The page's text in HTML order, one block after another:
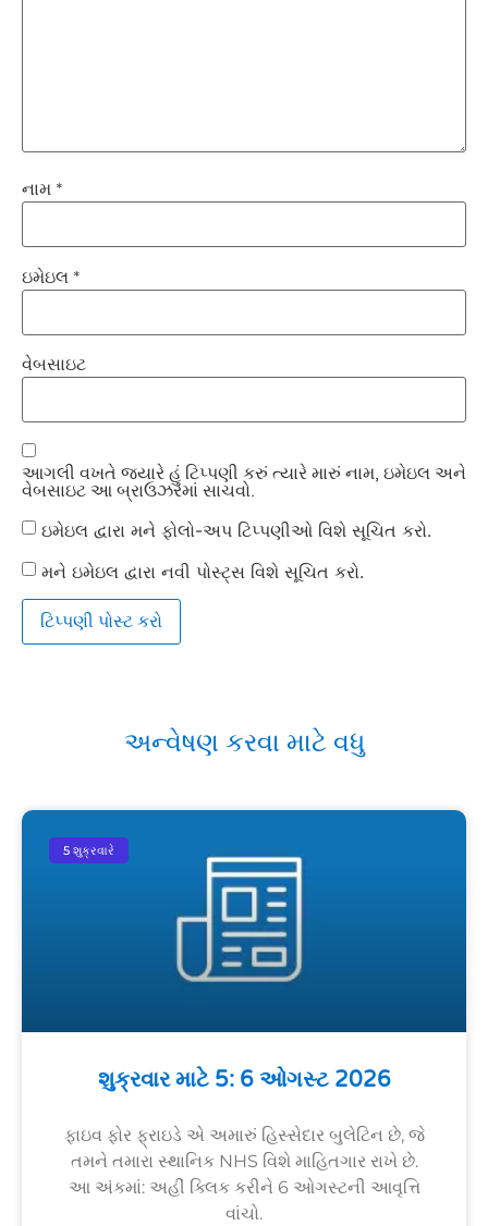
નામ *
ઇમેઇલ *
વેબસાઇટ
આગલી વખતે જ્યારે હું ટિપ્પણી કરું ત્યારે મારું નામ, ઇમેઇલ અને
વેબસાઇટ આ બ્રાઉઝરમાં સાચવો.
ઇમેઇલ દ્વારા મને ફોલો-અપ ટિપ્પણીઓ વિશે સૂચિત કરો.
મને ઇમેઇલ દ્વારા નવી પોસ્ટ્સ વિશે સૂચિત કરો.
અન્વેષણ કરવા માટે વધુ
5 શુક્રવારે
શુક્રવાર માટે 5: 6 ઓગસ્ટ 2026
ફાઇવ ફોર ફ્રાઇડે એ અમારું હિસ્સેદાર બુલેટિન છે, જે
તમને તમારા સ્થાનિક NHS વિશે માહિતગાર રાખે છે.
આ અંકમાં: અહીં ક્લિક કરીને 6 ઓગસ્ટની આવૃત્તિ
વાંચો.